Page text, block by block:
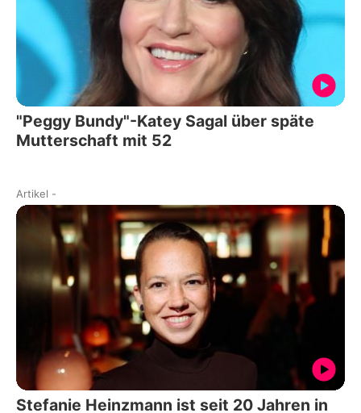
"Peggy Bundy"-Katey Sagal über späte
Mutterschaft mit 52
Artikel -
Stefanie Heinzmann ist seit 20 Jahren in